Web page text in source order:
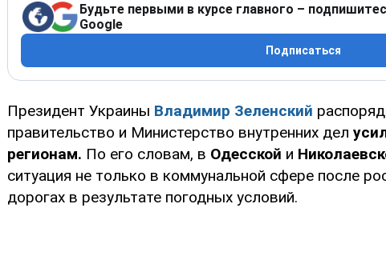
Будьте первыми в курсе главного –
Google
Подписаться
Президент Украины Владимир Зеленский
правительство и Министерство внутренних дел
регионам. По его словам, в Одесской и
ситуация не только в коммунальной сфере после
дорогах в результате погодных условий.